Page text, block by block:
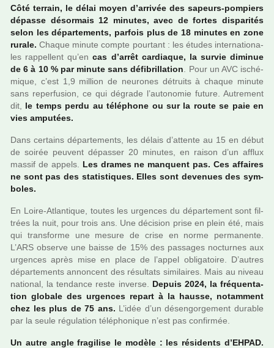
Côté ter­rain, le délai moyen d’arri­vée des sapeurs-pom­piers
dépasse désor­mais 12 minu­tes, avec de fortes dis­pa­ri­tés
selon les dépar­te­ments, par­fois plus de 18 minu­tes en zone
rurale. Chaque minute compte pour­tant : les études inter­na­tio­na­
les rap­pel­lent qu’encas d’arrêt car­dia­que, la survie dimi­nue
de 6 à 10 % par minute sans défi­bril­la­tion . Pour un AVC isché­
mi­que, c’est 1,9 mil­lion de neu­ro­nes détruits à chaque minute
sans reper­fu­sion, ce qui dégrade l’auto­no­mie future. Autrement
dit, le temps perdu au télé­phone ou sur la route se paie en
vies ampu­tées.
Dans cer­tains dépar­te­ments, les délais d’attente au 15 en début
de soirée peu­vent dépas­ser 20 minu­tes, en raison d’un afflux
massif de appels. Les drames ne man­quent pas. Ces affai­res
ne sont pas des sta­tis­ti­ques. Elles sont deve­nues des sym­
bo­les.
En Loire-Atlantique, toutes les urgen­ces du dépar­te­ment sont fil­
trées la nuit, pour trois ans. Une déci­sion prise en plein été, mais
qui trans­forme une mesure de crise en norme per­ma­nente.
L’ARS observe une baisse de 15% des pas­sa­ges noc­tur­nes aux
urgen­ces après mise en place de l’appel obli­ga­toire. D’autres
dépar­te­ments annon­cent des résul­tats simi­lai­res. Mais au niveau
natio­nal, la ten­dance reste inverse. Depuis 2024, la fré­quen­ta­
tion glo­bale des urgen­ces repart à la hausse, notam­ment
chez les plus de 75 ans. L’idée d’un désen­gor­ge­ment dura­ble
par la seule régu­la­tion télé­pho­ni­que n’est pas confir­mée.
Un autre angle fra­gi­lise le modèle : les rési­dents d’EHPAD.